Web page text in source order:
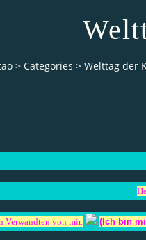
> Categories > Welttag der
Verwandten von mir. (Ich bin